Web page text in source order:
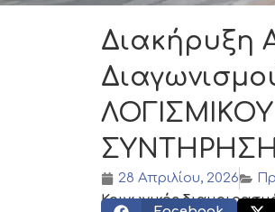
Διακήρυξη
28 Απριλίου, 2026
Κοινωνικός